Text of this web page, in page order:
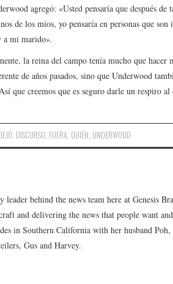
agregó: «Usted pensaría que después de
de los míos, yo pensaría en personas que
a mi marido».
la reina del campo tenía mucho que hacer
de años pasados, sino que Underwood
que creemos que es seguro darle un respiro al
, DISCURSO, FUERA, QUIÉN, UNDERWOOD
leader behind the news team here at Genesis
and delivering the news that people want
in Southern California with her husband Poh,
Gus and Harvey.